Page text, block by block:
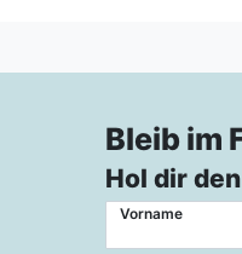
Bleib im
Hol dir
Vorname